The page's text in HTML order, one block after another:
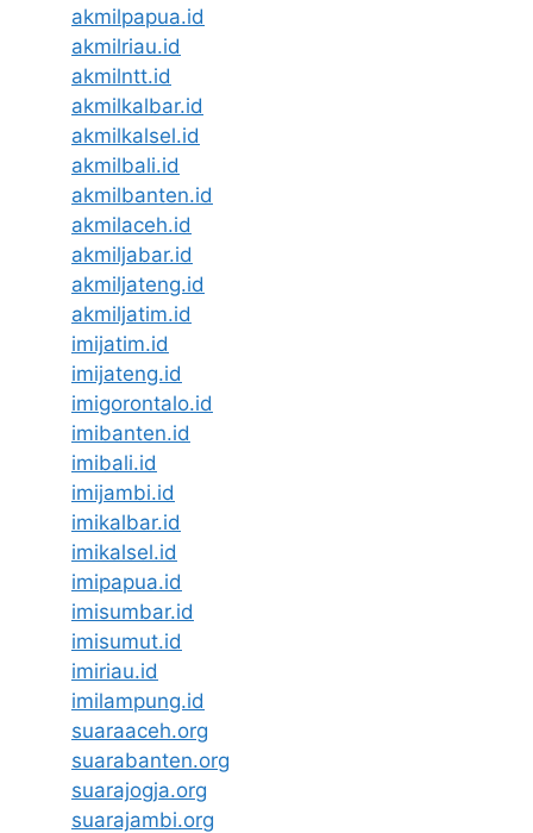
akmilpapua.id
akmilriau.id
akmilntt.id
akmilkalbar.id
akmilkalsel.id
akmilbali.id
akmilbanten.id
akmilaceh.id
akmiljabar.id
akmiljateng.id
akmiljatim.id
imijatim.id
imijateng.id
imigorontalo.id
imibanten.id
imibali.id
imijambi.id
imikalbar.id
imikalsel.id
imipapua.id
imisumbar.id
imisumut.id
imiriau.id
imilampung.id
suaraaceh.org
suarabanten.org
suarajogja.org
suarajambi.org